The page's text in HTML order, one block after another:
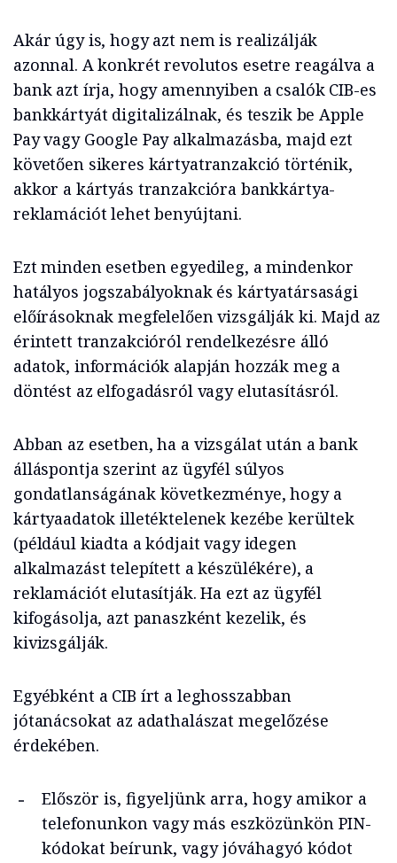
Akár úgy is, hogy azt nem is realizálják
azonnal. A konkrét revolutos esetre reagálva a
bank azt írja, hogy amennyiben a csalók CIB-es
bankkártyát digitalizálnak, és teszik be Apple
Pay vagy Google Pay alkalmazásba, majd ezt
követően sikeres kártyatranzakció történik,
akkor a kártyás tranzakcióra bankkártya-
reklamációt lehet benyújtani.
Ezt minden esetben egyedileg, a mindenkor
hatályos jogszabályoknak és kártyatársasági
előírásoknak megfelelően vizsgálják ki. Majd az
érintett tranzakcióról rendelkezésre álló
adatok, információk alapján hozzák meg a
döntést az elfogadásról vagy elutasításról.
Abban az esetben, ha a vizsgálat után a bank
álláspontja szerint az ügyfél súlyos
gondatlanságának következménye, hogy a
kártyaadatok illetéktelenek kezébe kerültek
(például kiadta a kódjait vagy idegen
alkalmazást telepített a készülékére), a
reklamációt elutasítják. Ha ezt az ügyfél
kifogásolja, azt panaszként kezelik, és
kivizsgálják.
Egyébként a CIB írt a leghosszabban
jótanácsokat az adathalászat megelőzése
érdekében.
Először is, figyeljünk arra, hogy amikor a
telefonunkon vagy más eszközünkön PIN-
kódokat beírunk, vagy jóváhagyó kódot